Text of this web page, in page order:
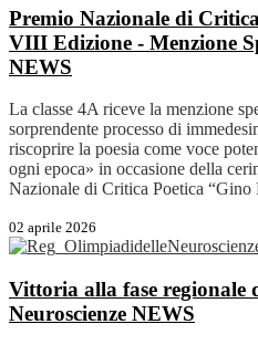
Premio Nazionale di
VIII Edizione - Menzione
NEWS
La classe 4A riceve la menzione
sorprendente processo di
riscoprire la poesia come voce
ogni epoca» in occasione della
Nazionale di Critica Poetica “Gino
02 aprile 2026
Vittoria alla fase regionale
Neuroscienze NEWS